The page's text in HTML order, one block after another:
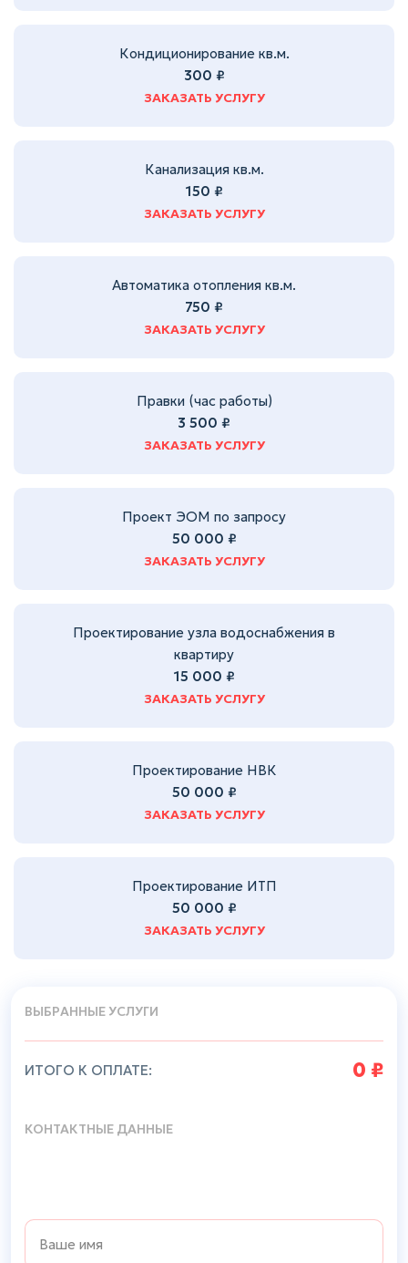
Кондиционирование кв.м.
300 ₽
ЗАКАЗАТЬ УСЛУГУ
Канализация кв.м.
150 ₽
ЗАКАЗАТЬ УСЛУГУ
Автоматика отопления кв.м.
750 ₽
ЗАКАЗАТЬ УСЛУГУ
Правки (час работы)
3 500 ₽
ЗАКАЗАТЬ УСЛУГУ
Проект ЭОМ по запросу
50 000 ₽
ЗАКАЗАТЬ УСЛУГУ
Проектирование узла водоснабжения в
квартиру
15 000 ₽
ЗАКАЗАТЬ УСЛУГУ
Проектирование НВК
50 000 ₽
ЗАКАЗАТЬ УСЛУГУ
Проектирование ИТП
50 000 ₽
ЗАКАЗАТЬ УСЛУГУ
ВЫБРАННЫЕ УСЛУГИ
0 ₽
КОНТАКТНЫЕ ДАННЫЕ